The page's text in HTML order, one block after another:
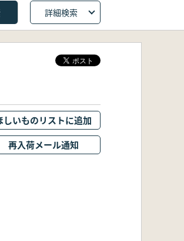
詳細検索
しいものリストに追加
再入荷メール通知